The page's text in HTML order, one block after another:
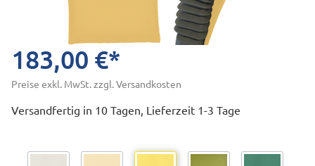
183,00 €*
Preise exkl. MwSt. zzgl. Versandkosten
Versandfertig in 10 Tagen, Lieferzeit 1-3 Tage